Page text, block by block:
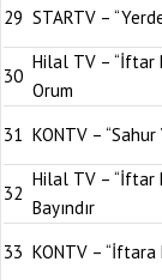
29 STARTV –
30
Hilal TV – “İftar
Orum
31 KONTV – “Sahur
32
Hilal TV – “İftar
Bayındır
33 KONTV – “İftara